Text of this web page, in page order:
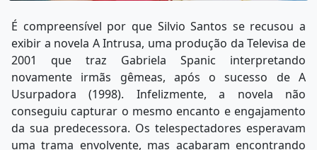
É compreensível por que Silvio Santos se recusou a
exibir a novela A Intrusa, uma produção da Televisa de
2001 que traz Gabriela Spanic interpretando
novamente irmãs gêmeas, após o sucesso de A
Usurpadora (1998). Infelizmente, a novela não
conseguiu capturar o mesmo encanto e engajamento
da sua predecessora. Os telespectadores esperavam
uma trama envolvente, mas acabaram encontrando